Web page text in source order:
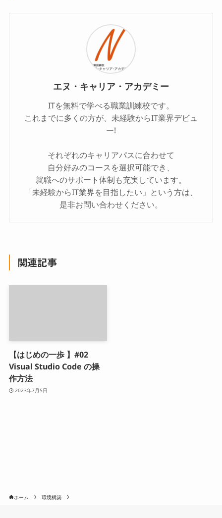
エヌ・キャリア・アカデミー
ITを無料で学べる職業訓練校です。
これまでに多くの方が、未経験からIT業界デビュ
ー!
それぞれのキャリアパスに合わせて
自分好みのコースを選択可能でき、
就職へのサポート体制も充実しています。
「未経験からIT業界を目指したい」という方は、
是非お問い合わせください。
関連記事
【はじめの一歩 】#02
Visual Studio Code の操
作方法
2023年7月5日
ホーム 環境構築